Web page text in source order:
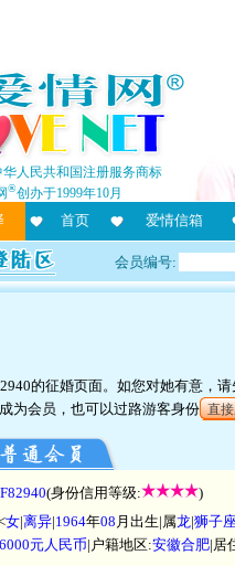
华人民共和国注册服务商标
®创办于1999年10月
首页 爱情信箱
会员编号:
的征婚页面。如您对她有意，
为会员，也可以过路游客身份 直
F82940(身份信用等级:
)
女|离异|1964年08 月出生|属龙|狮子
元人民币|户籍地区:安徽合肥|居